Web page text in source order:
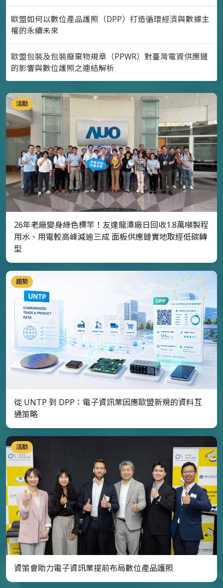
歐盟如何以數位產品護照（DPP）打造循環經濟與數據主
權的永續未來
歐盟包裝及包裝廢棄物規章（PPWR）對臺灣電資供應鏈
的影響與數位護照之連結解析
活動
26年老廠變身綠色標竿！友達龍潭廠日回收1.8萬噸製程
用水、用電較高峰減逾三成 面板供應鏈實地取經低碳轉
型
趨勢
從 UNTP 到 DPP：電子資訊業因應歐盟新規的資料互
通策略
活動
資策會助力電子資訊業提前布局數位產品護照